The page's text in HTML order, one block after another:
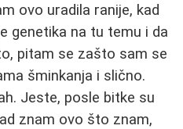
ovo uradila ranije, kad
genetika na tu temu i da
pitam se zašto sam se
šminkanja i slično.
Jeste, posle bitke su
znam ovo što znam,